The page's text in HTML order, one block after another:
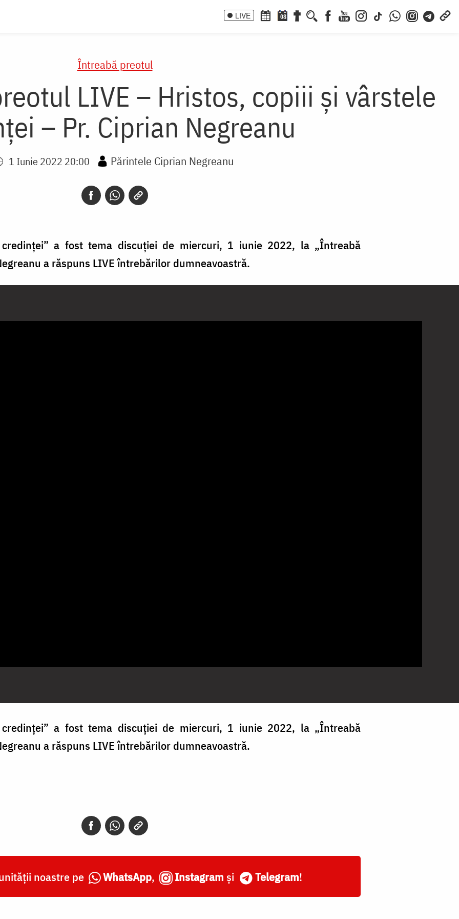
LIVE 08
Întreabă preotul
LIVE – Hristos, copiii și vârstele
– Pr. Ciprian Negreanu
1 Iunie 2022 20:00 Părintele Ciprian Negreanu
a fost tema discuției de miercuri, 1 iunie 2022, la „Întreabă
a răspuns LIVE întrebărilor dumneavoastră.
a fost tema discuției de miercuri, 1 iunie 2022, la „Întreabă
a răspuns LIVE întrebărilor dumneavoastră.
noastre pe WhatsApp, Instagram și Telegram!